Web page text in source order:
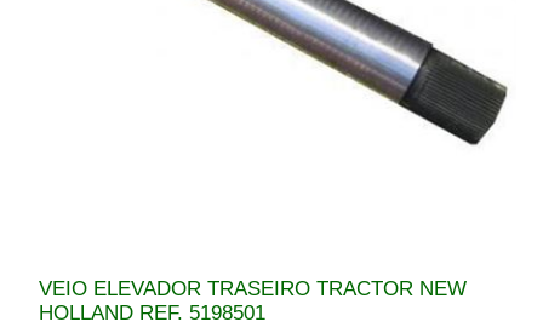
VEIO ELEVADOR TRASEIRO TRACTOR NEW
HOLLAND REF. 5198501